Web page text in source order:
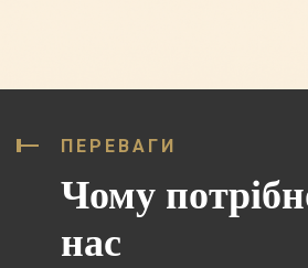
ПЕРЕВАГИ
Чому
нас